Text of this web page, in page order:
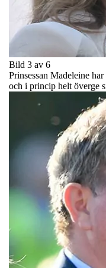
Bild 3 av 6
Prinsessan Madeleine
och i princip helt överge